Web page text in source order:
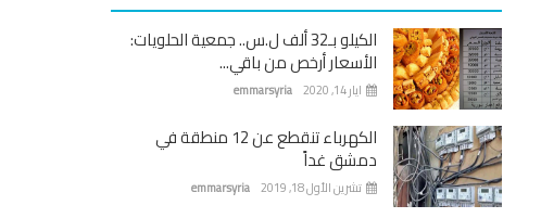
الكيلو بـ32 ألف ل.س.. جمعية الحلويات:
الأسعار أرخص من باقي...
emmarsyria ايار 14, 2020
الكهرباء تنقطع عن 12 منطقة في
دمشق غداً
emmarsyria تشرين الأول 18, 2019